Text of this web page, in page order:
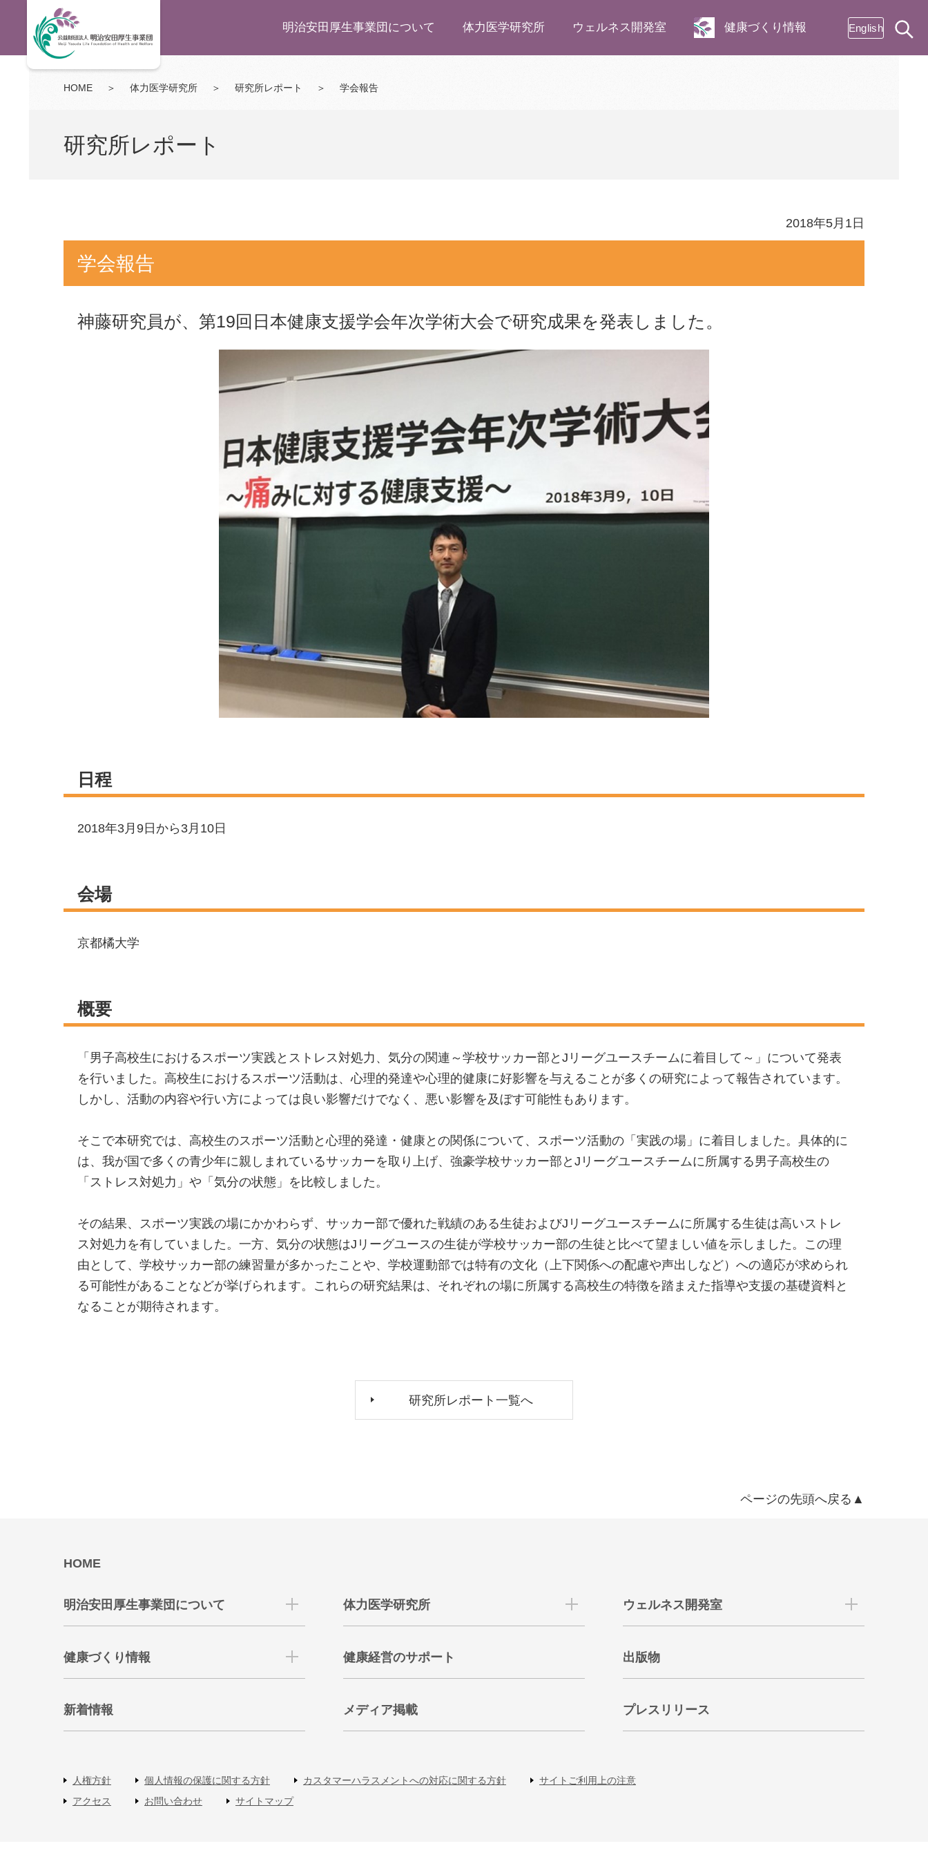
明治安田厚生事業団について 体力医学研究所 ウェルネス開発室 健康づくり情報 English
HOME ＞ 体力医学研究所 ＞ 研究所レポート ＞ 学会報告
研究所レポート
2018年5月1日
学会報告
神藤研究員が、第19回日本健康支援学会年次学術大会で研究成果を発表しました。
日程
2018年3月9日から3月10日
会場
京都橘大学
概要
「男子高校生におけるスポーツ実践とストレス対処力、気分の関連～学校サッカー部とJリーグユースチームに着目して～」について発表
を行いました。高校生におけるスポーツ活動は、心理的発達や心理的健康に好影響を与えることが多くの研究によって報告されています。
しかし、活動の内容や行い方によっては良い影響だけでなく、悪い影響を及ぼす可能性もあります。
そこで本研究では、高校生のスポーツ活動と心理的発達・健康との関係について、スポーツ活動の「実践の場」に着目しました。具体的に
は、我が国で多くの青少年に親しまれているサッカーを取り上げ、強豪学校サッカー部とJリーグユースチームに所属する男子高校生の
「ストレス対処力」や「気分の状態」を比較しました。
その結果、スポーツ実践の場にかかわらず、サッカー部で優れた戦績のある生徒およびJリーグユースチームに所属する生徒は高いストレ
ス対処力を有していました。一方、気分の状態はJリーグユースの生徒が学校サッカー部の生徒と比べて望ましい値を示しました。この理
由として、学校サッカー部の練習量が多かったことや、学校運動部では特有の文化（上下関係への配慮や声出しなど）への適応が求められ
る可能性があることなどが挙げられます。これらの研究結果は、それぞれの場に所属する高校生の特徴を踏まえた指導や支援の基礎資料と
なることが期待されます。
研究所レポート一覧へ
ページの先頭へ戻る▲
HOME
明治安田厚生事業団について 体力医学研究所 ウェルネス開発室
健康づくり情報 健康経営のサポート 出版物
新着情報 メディア掲載 プレスリリース
人権方針 個人情報の保護に関する方針 カスタマーハラスメントへの対応に関する方針
サイトご利用上の注意
アクセス
お問い合わせ サイトマップ